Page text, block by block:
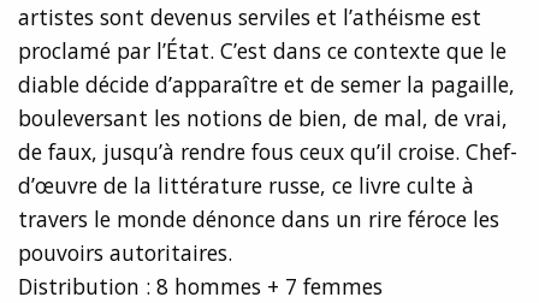
artistes sont devenus serviles et l’athéisme est
proclamé par l’État. C’est dans ce contexte que le
diable décide d’apparaître et de semer la pagaille,
bouleversant les notions de bien, de mal, de vrai,
de faux, jusqu’à rendre fous ceux qu’il croise. Chef-
d’œuvre de la littérature russe, ce livre culte à
travers le monde dénonce dans un rire féroce les
pouvoirs autoritaires.
Distribution : 8 hommes + 7 femmes